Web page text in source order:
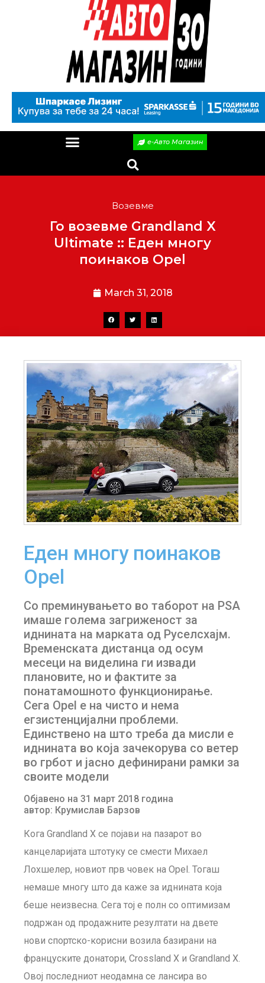
е-Авто Магазин
Возевме
Го возевме Grandland X
Ultimate :: Еден многу
поинаков Opel
March 31, 2018
Еден многу поинаков
Opel
Со преминувањето во таборот на РЅА
имаше голема загриженост за
иднината на марката од Руселсхајм.
Временската дистанца од осум
месеци на виделина ги извади
плановите, но и фактите за
понатамошното функционирање.
Сега Opel е на чисто и нема
егзистенцијални проблеми.
Единствено на што треба да мисли е
иднината во која зачекорува со ветер
во грбот и јасно дефинирани рамки за
своите модели
Објавено на 31 март 2018 година
автор: Крумислав Барзов
Кога Grandland X се појави на пазарот во
канцеларијата штотуку се смести Михаел
Лохшелер, новиот прв човек на Opel. Тогаш
немаше многу што да каже за иднината која
беше неизвесна. Сега тој е полн со оптимизам
подржан од продажните резултати на двете
нови спортско-корисни возила базирани на
француските донатори, Crossland X и Grandland X.
Овој последниот неодамна се лансира во